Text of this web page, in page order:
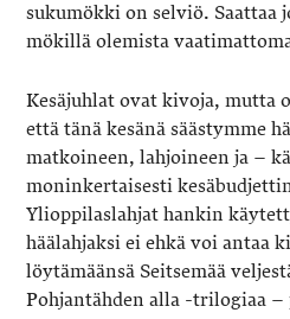
sukumökki on selviö. Saattaa
mökillä olemista
Kesäjuhlat ovat kivoja, mutta
että tänä kesänä säästymme
matkoineen, lahjoineen ja –
moninkertaisesti
Ylioppilaslahjat hankin
häälahjaksi ei ehkä voi antaa
löytämäänsä Seitsemää
Pohjantähden alla -trilogiaa –